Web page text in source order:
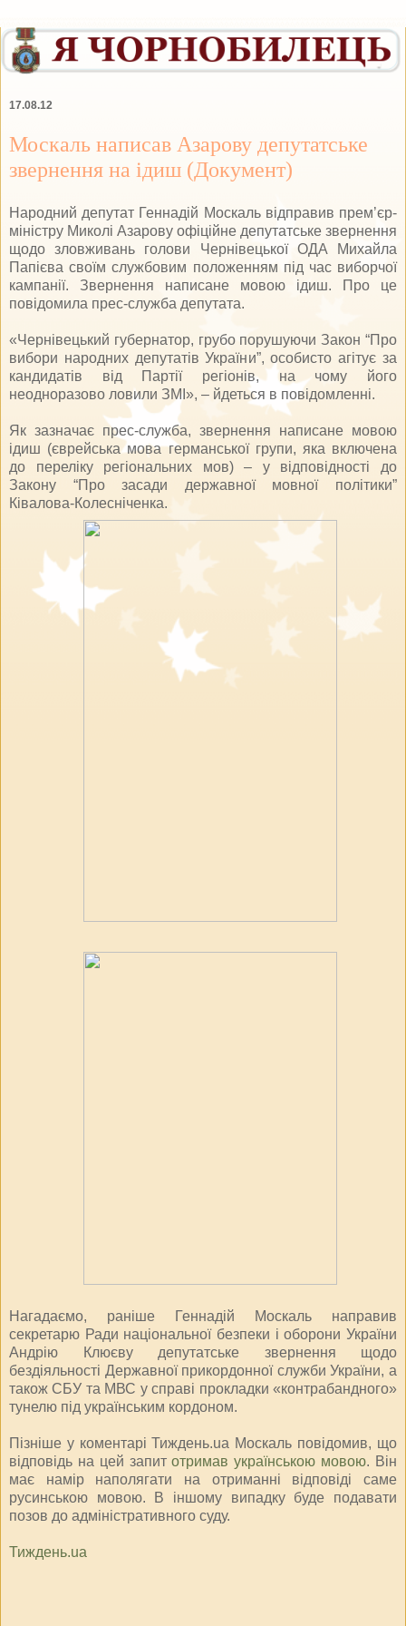
17.08.12
Москаль написав Азарову депутатське
звернення на ідиш (Документ)
Народний депутат Геннадій Москаль відправив прем’єр-
міністру Миколі Азарову офіційне депутатське звернення
щодо зловживань голови Чернівецької ОДА Михайла
Папієва своїм службовим положенням під час виборчої
кампанії. Звернення написане мовою ідиш. Про це
повідомила прес-служба депутата.
«Чернівецький губернатор, грубо порушуючи Закон “Про
вибори народних депутатів України”, особисто агітує за
кандидатів від Партії регіонів, на чому його
неодноразово ловили ЗМІ», – йдеться в повідомленні.
Як зазначає прес-служба, звернення написане мовою
ідиш (єврейська мова германської групи, яка включена
до переліку регіональних мов) – у відповідності до
Закону “Про засади державної мовної політики”
Ківалова-Колесніченка.
Нагадаємо, раніше Геннадій Москаль направив
секретарю Ради національної безпеки і оборони України
Андрію Клюєву депутатське звернення щодо
бездіяльності Державної прикордонної служби України, а
також СБУ та МВС у справі прокладки «контрабандного»
тунелю під українським кордоном.
Пізніше у коментарі Тиждень.ua Москаль повідомив, що
відповідь на цей запитотримав українською мовою. Він
має намір наполягати на отриманні відповіді саме
русинською мовою. В іншому випадку буде подавати
позов до адміністративного суду.
Тиждень.ua